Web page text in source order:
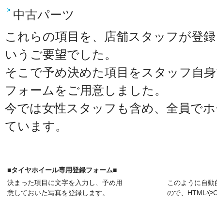
中古パーツ
これらの項目を、店舗スタッフが登
いうご要望でした。
そこで予め決めた項目をスタッフ自
フォームをご用意しました。
今では女性スタッフも含め、全員で
ています。
■タイヤホイール専用登録フォーム■
決まった項目に文字を入力し、予め用
意しておいた写真を登録します。
このように自
ので、HTMLや